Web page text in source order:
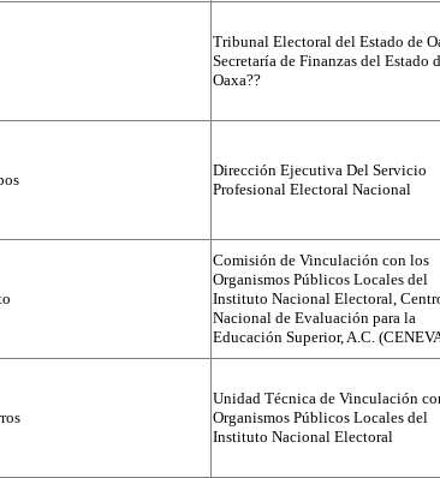
Tribunal Electoral del Estado de
Secretaría de Finanzas del Estado
Oaxa??
Dirección Ejecutiva Del Servicio
Profesional Electoral Nacional
Comisión de Vinculación con los
Organismos Públicos Locales del
Instituto Nacional Electoral,
Nacional de Evaluación para la
Educación Superior, A.C.
Unidad Técnica de Vinculación
Organismos Públicos Locales del
Instituto Nacional Electoral